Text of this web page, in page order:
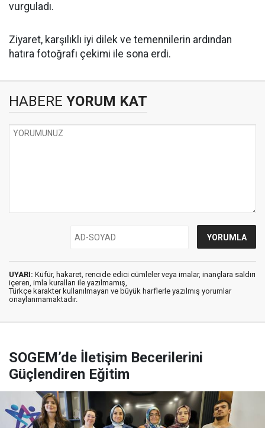
vurguladı.
Ziyaret, karşılıklı iyi dilek ve temennilerin ardından
hatıra fotoğrafı çekimi ile sona erdi.
HABERE YORUM KAT
UYARI: Küfür, hakaret, rencide edici cümleler veya imalar, inançlara saldırı
içeren, imla kuralları ile yazılmamış,
Türkçe karakter kullanılmayan ve büyük harflerle yazılmış yorumlar
onaylanmamaktadır.
SOGEM’de İletişim Becerilerini
Güçlendiren Eğitim